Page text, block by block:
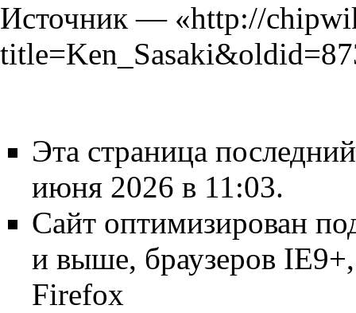
Источник — «http://
Эта страница
июня 2026 в 11:03.
Сайт оптимизирован
и выше, браузеров
Firefox